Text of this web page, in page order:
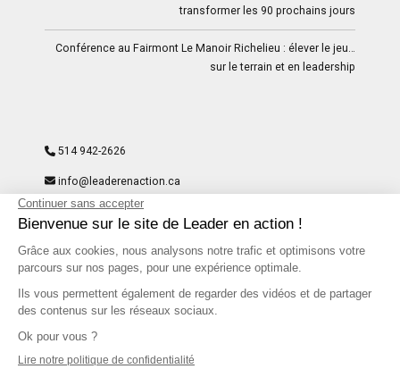
transformer les 90 prochains jours
Conférence au Fairmont Le Manoir Richelieu : élever le jeu…
sur le terrain et en leadership
514 942-2626
info@leaderenaction.ca
9297-8204 Quebec Inc
Facebook
LinkedIn